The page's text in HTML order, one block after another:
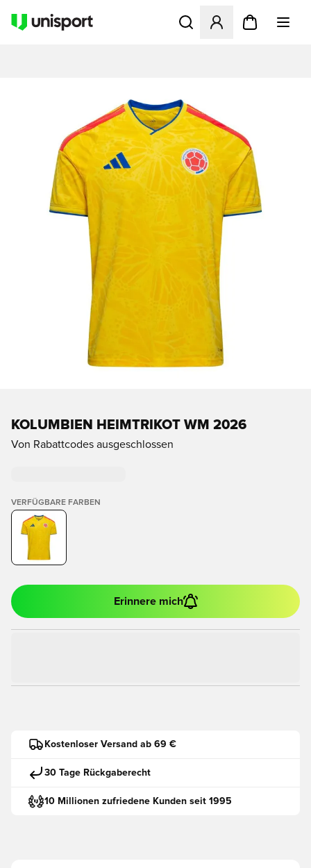
Öffnet ein Fenster zum
KOLUMBIEN HEIMTRIKOT WM 2026
Von Rabattcodes ausgeschlossen
VERFÜGBARE FARBEN
Erinnere mich
Kostenloser Versand ab 69 €
30 Tage Rückgaberecht
10 Millionen zufriedene Kunden seit 1995